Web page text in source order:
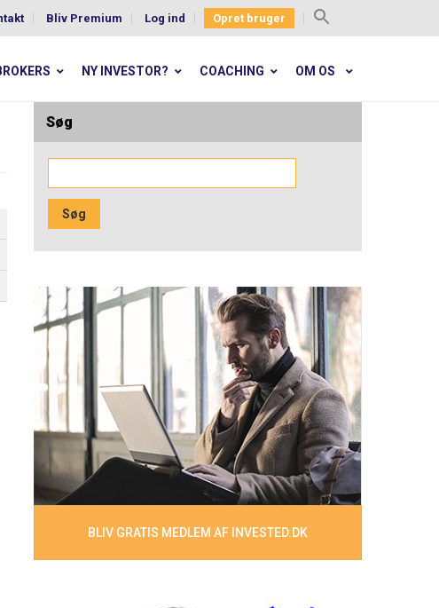
Bliv Premium Log ind Opret bruger
NY INVESTOR? COACHING OM OS
Søg
BLIV GRATIS MEDLEM AF INVESTED.DK